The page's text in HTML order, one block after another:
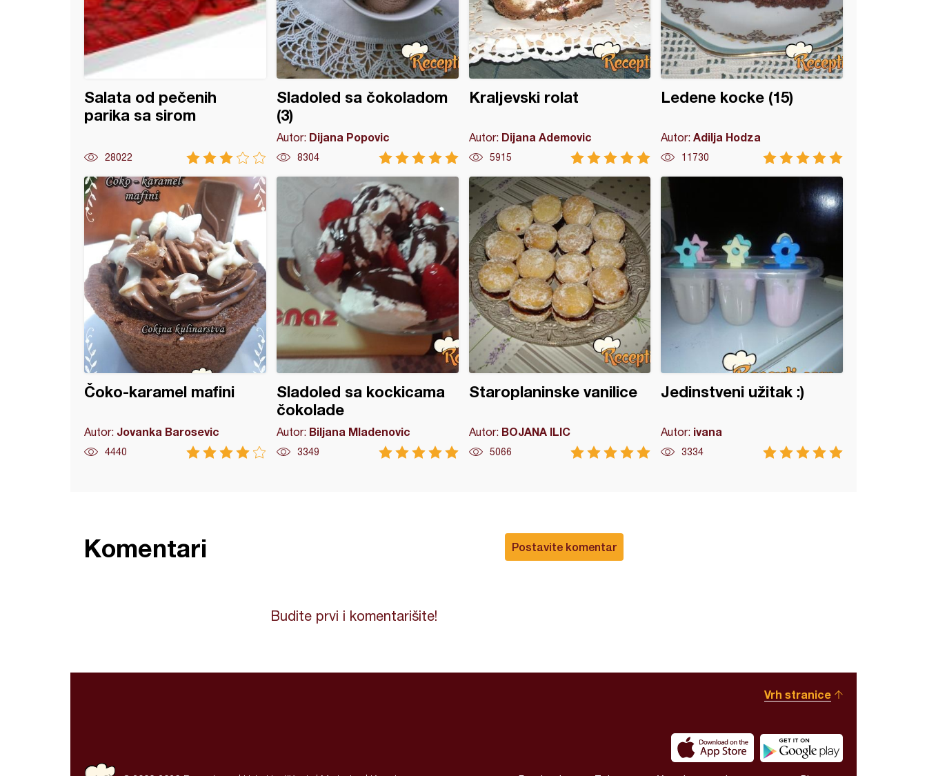
Salata od pečenih
parika sa sirom
28022
Sladoled sa čokoladom
(3)
Autor: Dijana Popovic
8304
Kraljevski rolat
Autor: Dijana Ademovic
5915
Ledene kocke (15)
Autor:Adilja Hodza
11730
Čoko-karamel mafini
Autor: Jovanka Barosevic
4440
Sladoled sa kockicama
čokolade
Autor: Biljana Mladenovic
3349
Staroplaninske vanilice
Autor: BOJANA ILIC
5066
Jedinstveni užitak :)
Autor: ivana
3334
Postavite komentar
Komentari
Budite prvi i komentarišite!
Vrh stranice